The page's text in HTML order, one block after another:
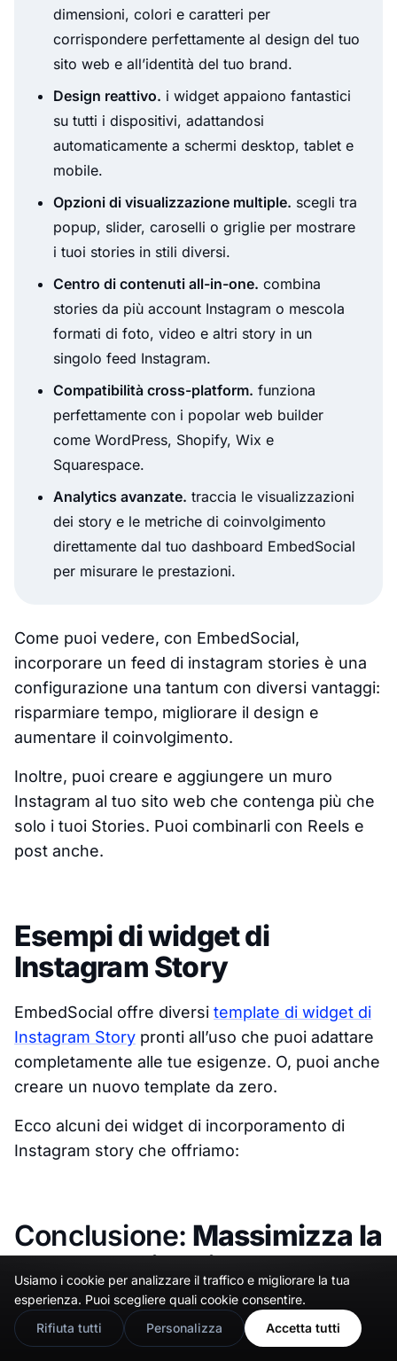
dimensioni, colori e caratteri per
corrispondere perfettamente al design del tuo
sito web e all’identità del tuo brand.
Design reattivo. i widget appaiono fantastici
su tutti i dispositivi, adattandosi
automaticamente a schermi desktop, tablet e
mobile.
Opzioni di visualizzazione multiple. scegli tra
popup, slider, caroselli o griglie per mostrare
i tuoi stories in stili diversi.
Centro di contenuti all-in-one. combina
stories da più account Instagram o mescola
formati di foto, video e altri story in un
singolo feed Instagram.
Compatibilità cross-platform. funziona
perfettamente con i popolar web builder
come WordPress, Shopify, Wix e
Squarespace.
Analytics avanzate. traccia le visualizzazioni
dei story e le metriche di coinvolgimento
direttamente dal tuo dashboard EmbedSocial
per misurare le prestazioni.
Come puoi vedere, con EmbedSocial,
incorporare un feed di instagram stories è una
configurazione una tantum con diversi vantaggi:
risparmiare tempo, migliorare il design e
aumentare il coinvolgimento.
Inoltre, puoi creare e aggiungere un muro
Instagram al tuo sito web che contenga più che
solo i tuoi Stories. Puoi combinarli con Reels e
post anche.
Esempi di widget di
Instagram Story
EmbedSocial offre diversi template di widget di
Instagram Story pronti all’uso che puoi adattare
completamente alle tue esigenze. O, puoi anche
creare un nuovo template da zero.
Ecco alcuni dei widget di incorporamento di
Instagram story che offriamo:
Conclusione: Massimizza la
portata dei tuoi Instagram
stories oltre 24 ore!
L’incorporamento di Instagram stories sul tuo
Usiamo i cookie per analizzare il traffico e migliorare la tua
esperienza. Puoi scegliere quali cookie consentire.
Rifiuta tutti
Personalizza Accetta tutti
🇬🇧 Would you prefer this site in English?
View in English